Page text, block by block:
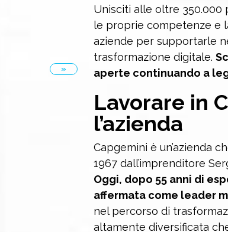
»
Unisciti alle oltre 350.000
le proprie competenze e
aziende per supportarle
trasformazione digitale.
aperte continuando a
Lavorare in
l’azienda
Capgemini è un’azienda
1967 dall’imprenditore
Oggi, dopo 55 anni di
affermata come leader
nel percorso di
altamente diversificata